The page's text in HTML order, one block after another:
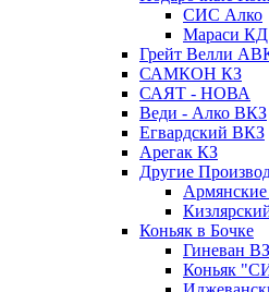
СИС Алко
Мараси КД
Грейт Велли
САМКОН КЗ
САЯТ - НОВА
Веди - Алко ВКЗ
Егвардский ВКЗ
Арегак КЗ
Другие
Коньяк в Бочке
Гиневан ВЗ
Коньяк